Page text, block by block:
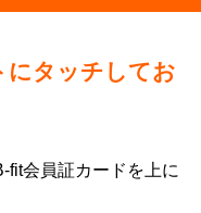
にタッチしてお
fit会員証カードを上に